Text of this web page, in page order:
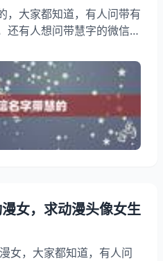
，大家都知道，有人问带有
还有人想问带慧字的微信名
实带慧字的微信名，下面
名，希望能够帮助到大家！
字的微信名
女，求动漫头像女生
女，大家都知道，有人问